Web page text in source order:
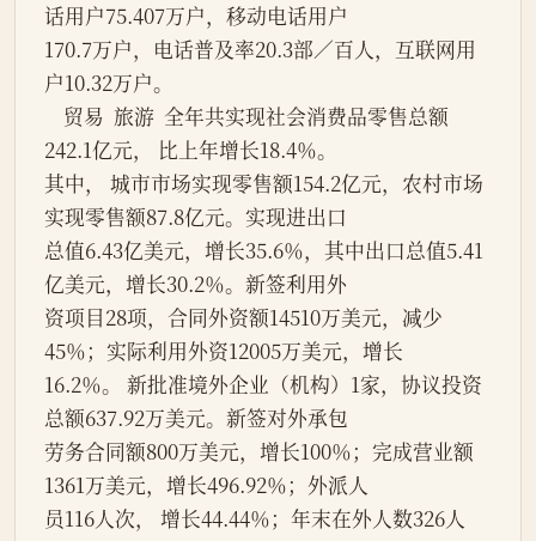
话用户75.407万户，移动电话用户
170.7万户，电话普及率20.3部／百人，互联网用
户10.32万户。
242.1亿元， 比上年增长18.4％。
其中， 城市市场实现零售额154.2亿元，农村市场
实现零售额87.8亿元。实现进出口
总值6.43亿美元，增长35.6％，其中出口总值5.41
亿美元，增长30.2％。新签利用外
资项目28项，合同外资额14510万美元，减少
45％；实际利用外资12005万美元，增长
16.2％。 新批准境外企业（机构）1家，协议投资
总额637.92万美元。新签对外承包
劳务合同额800万美元，增长100％；完成营业额
1361万美元，增长496.92％；外派人
员116人次， 增长44.44％；年末在外人数326人